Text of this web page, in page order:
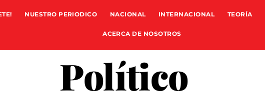
NUESTRO PERIODICO NACIONAL INTERNACIONAL TEORÍA
ACERCA DE NOSOTROS
Político